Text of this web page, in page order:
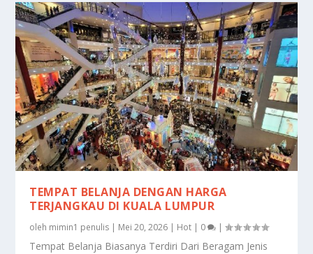
TEMPAT BELANJA DENGAN HARGA
TERJANGKAU DI KUALA LUMPUR
oleh mimin1 penulis | Mei 20, 2026 | Hot | 0 |
Tempat Belanja Biasanya Terdiri Dari Beragam Jenis